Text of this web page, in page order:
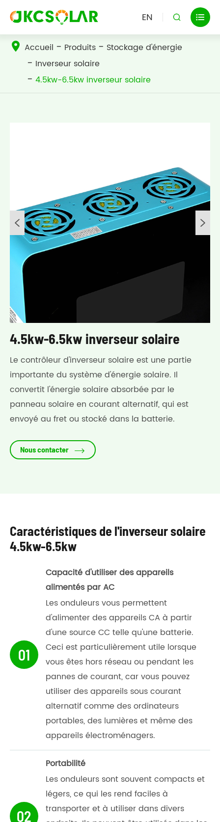
EN  
Accueil Produits
Stockage d'énergie
Inverseur solaire
4.5kw-6.5kw inverseur solaire
 
4.5kw-6.5kw inverseur solaire
Le contrôleur d'inverseur solaire est une partie
importante du système d'énergie solaire. Il
convertit l'énergie solaire absorbée par le
panneau solaire en courant alternatif, qui est
envoyé au fret ou stocké dans la batterie.
Nous contacter 
Caractéristiques de l'inverseur solaire
4.5kw-6.5kw
01
Capacité d'utiliser des appareils
alimentés par AC
Les onduleurs vous permettent
d'alimenter des appareils CA à partir
d'une source CC telle qu'une batterie.
Ceci est particulièrement utile lorsque
vous êtes hors réseau ou pendant les
pannes de courant, car vous pouvez
utiliser des appareils sous courant
alternatif comme des ordinateurs
portables, des lumières et même des
appareils électroménagers.
02
Portabilité
Les onduleurs sont souvent compacts et
légers, ce qui les rend faciles à
transporter et à utiliser dans divers